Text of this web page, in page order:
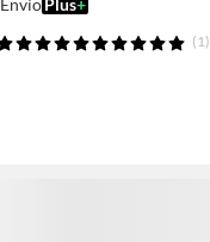
EnvíoPlus+
(1)